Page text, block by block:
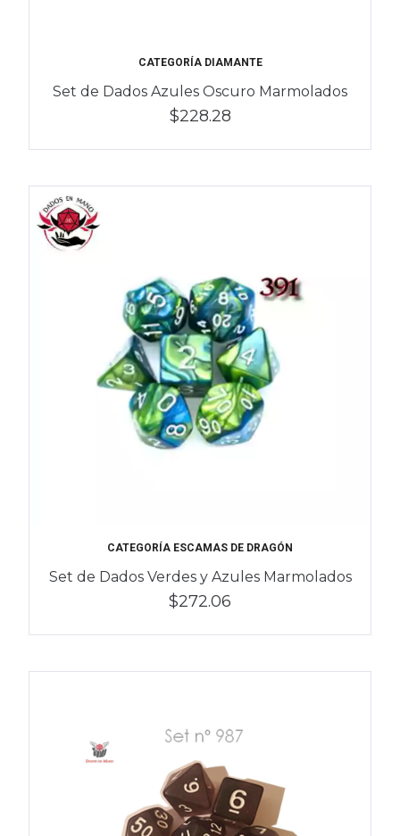
CATEGORÍA DIAMANTE
Set de Dados Azules Oscuro Marmolados
$228.28
CATEGORÍA ESCAMAS DE DRAGÓN
Set de Dados Verdes y Azules Marmolados
$272.06